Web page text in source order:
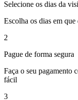
Selecione os dias da
Escolha os dias em
2
Pague de forma segura
Faça o seu pagamento
fácil
3